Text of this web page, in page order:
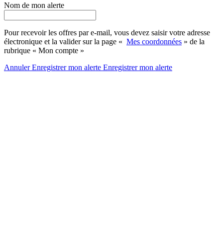
Nom de mon alerte
Pour recevoir les offres par e-mail, vous devez saisir votre adresse
électronique et la valider sur la page « Mes coordonnées » de la
rubrique « Mon compte »
AnnulerEnregistrer mon alerte Enregistrermon alerte